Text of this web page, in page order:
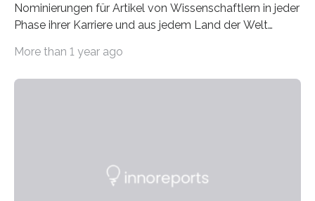
Nominierungen für Artikel von Wissenschaftlern in jeder
Phase ihrer Karriere und aus jedem Land der Welt
Leben gerufen, um die bemerkenswertesten
Foundation, des BIAL Award in Biomedicine ist in
More than 1 year ago